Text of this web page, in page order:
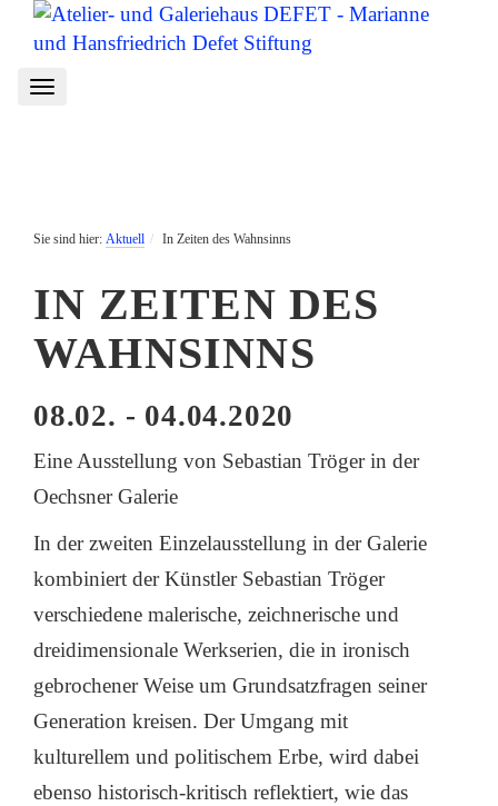
Toggle
Aktuell In Zeiten des Wahnsinns
IN ZEITEN DES
WAHNSINNS
08.02. - 04.04.2020
Eine Ausstellung von Sebastian Tröger in der
Oechsner Galerie
In der zweiten Einzelausstellung in der Galerie
kombiniert der Künstler Sebastian Tröger
verschiedene malerische, zeichnerische und
dreidimensionale Werkserien, die in ironisch
gebrochener Weise um Grundsatzfragen seiner
Generation kreisen. Der Umgang mit
kulturellem und politischem Erbe, wird dabei
ebenso historisch-kritisch reflektiert, wie das